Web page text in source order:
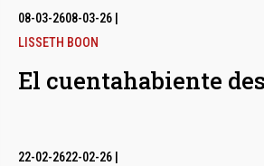
08-03-2608-03-26
LISSETH BOON
El cuentahabiente
22-02-2622-02-26